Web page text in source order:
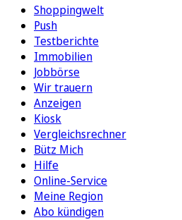
Shoppingwelt
Push
Testberichte
Immobilien
Jobbörse
Wir trauern
Anzeigen
Kiosk
Vergleichsrechner
Bütz Mich
Hilfe
Online-Service
Meine Region
Abo kündigen